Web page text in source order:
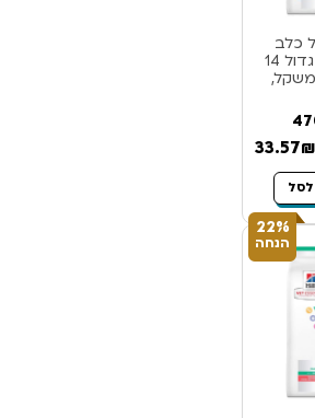
כלב
בוגר ומבוגר גדול 14
22%
הנחה